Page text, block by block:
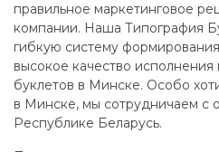
правильное маркетинговое
компании. Наша Типография
гибкую систему
высокое качество
буклетов в Минске. Особо
в Минске, мы сотрудничаем с
Республике Беларусь.